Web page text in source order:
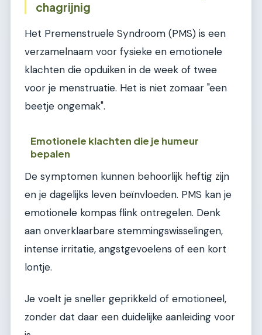
chagrijnig
Het Premenstruele Syndroom (PMS) is een
verzamelnaam voor fysieke en emotionele
klachten die opduiken in de week of twee
voor je menstruatie. Het is niet zomaar "een
beetje ongemak".
Emotionele klachten die je humeur
bepalen
De symptomen kunnen behoorlijk heftig zijn
en je dagelijks leven beïnvloeden. PMS kan je
emotionele kompas flink ontregelen. Denk
aan onverklaarbare stemmingswisselingen,
intense irritatie, angstgevoelens of een kort
lontje.
Je voelt je sneller geprikkeld of emotioneel,
zonder dat daar een duidelijke aanleiding voor